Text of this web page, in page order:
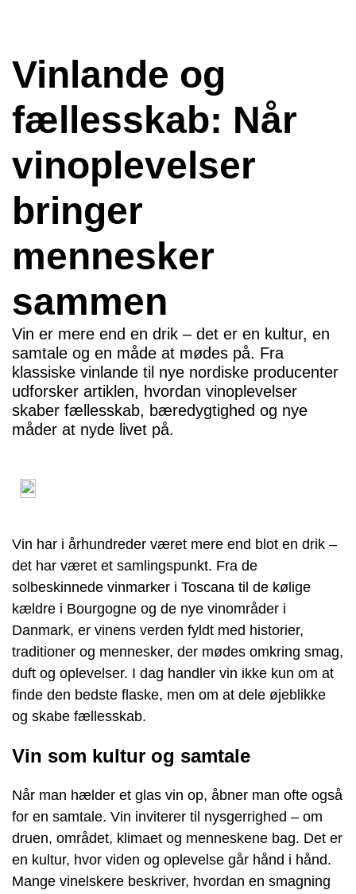
Vinlande og
fællesskab: Når
vinoplevelser
bringer
mennesker
sammen
Vin er mere end en drik – det er en kultur, en
samtale og en måde at mødes på. Fra
klassiske vinlande til nye nordiske producenter
udforsker artiklen, hvordan vinoplevelser
skaber fællesskab, bæredygtighed og nye
måder at nyde livet på.
Vin har i århundreder været mere end blot en drik –
det har været et samlingspunkt. Fra de
solbeskinnede vinmarker i Toscana til de kølige
kældre i Bourgogne og de nye vinområder i
Danmark, er vinens verden fyldt med historier,
traditioner og mennesker, der mødes omkring smag,
duft og oplevelser. I dag handler vin ikke kun om at
finde den bedste flaske, men om at dele øjeblikke
og skabe fællesskab.
Vin som kultur og samtale
Når man hælder et glas vin op, åbner man ofte også
for en samtale. Vin inviterer til nysgerrighed – om
druen, området, klimaet og menneskene bag. Det er
en kultur, hvor viden og oplevelse går hånd i hånd.
Mange vinelskere beskriver, hvordan en smagning